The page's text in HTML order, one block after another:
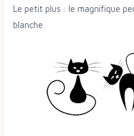
Le petit plus : le magnifique
blanche